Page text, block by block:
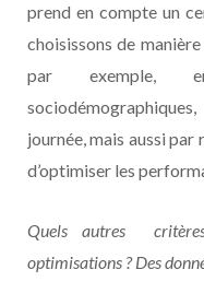
prend en compte un
choisissons de
par exemple,
journée, mais aussi
d’optimiser les
Quels autres
optimisations ? Des